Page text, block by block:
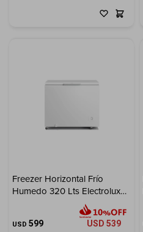
Freezer Horizontal Frío
Humedo 320 Lts Electrolux
USD 599 USD 539